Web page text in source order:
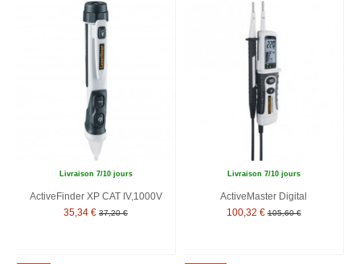
Livraison 7/10 jours
ActiveFinder XP CAT IV,1000V
35,34 € 37,20 €
Livraison 7/10 jours
ActiveMaster Digital
100,32 € 105,60 €